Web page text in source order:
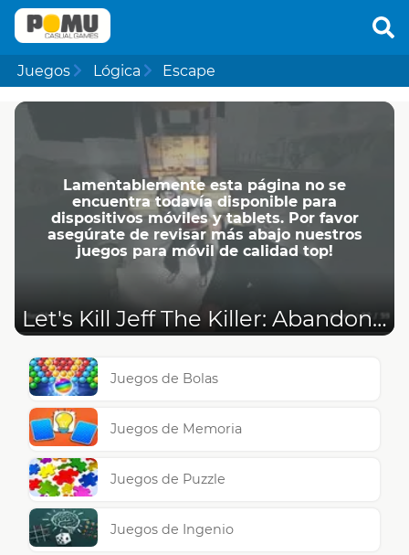
Juegos Lógica Escape
Lamentablemente esta página no se
encuentra todavía disponible para
dispositivos móviles y tablets. Por favor
asegúrate de revisar más abajo nuestros
juegos para móvil de calidad top!
Let's Kill Jeff The Killer: Abandoned
Juegos de Bolas
Juegos de Memoria
Juegos de Puzzle
Juegos de Ingenio